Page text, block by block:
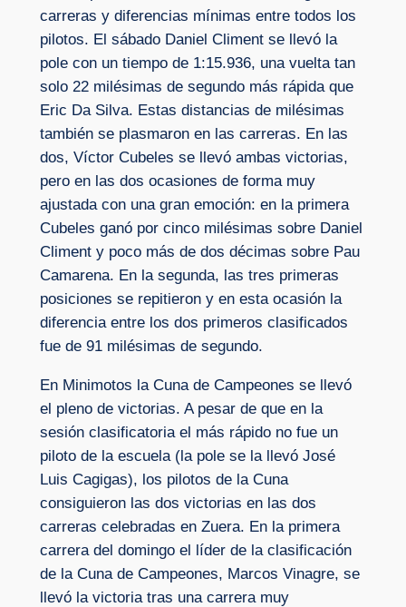
carreras y diferencias mínimas entre todos los
pilotos. El sábado Daniel Climent se llevó la
pole con un tiempo de 1:15.936, una vuelta tan
solo 22 milésimas de segundo más rápida que
Eric Da Silva. Estas distancias de milésimas
también se plasmaron en las carreras. En las
dos, Víctor Cubeles se llevó ambas victorias,
pero en las dos ocasiones de forma muy
ajustada con una gran emoción: en la primera
Cubeles ganó por cinco milésimas sobre Daniel
Climent y poco más de dos décimas sobre Pau
Camarena. En la segunda, las tres primeras
posiciones se repitieron y en esta ocasión la
diferencia entre los dos primeros clasificados
fue de 91 milésimas de segundo.
En Minimotos la Cuna de Campeones se llevó
el pleno de victorias. A pesar de que en la
sesión clasificatoria el más rápido no fue un
piloto de la escuela (la pole se la llevó José
Luis Cagigas), los pilotos de la Cuna
consiguieron las dos victorias en las dos
carreras celebradas en Zuera. En la primera
carrera del domingo el líder de la clasificación
de la Cuna de Campeones, Marcos Vinagre, se
llevó la victoria tras una carrera muy